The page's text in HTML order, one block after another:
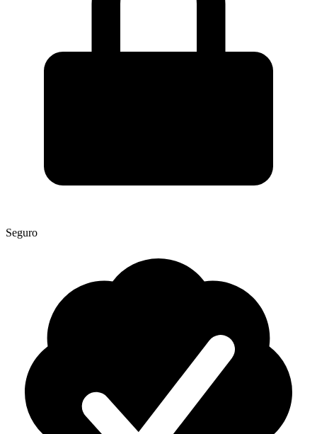
Seguro